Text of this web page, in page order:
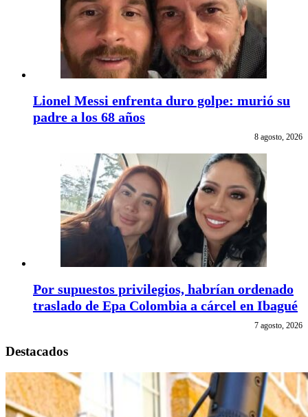
Lionel Messi enfrenta duro golpe: murió su
padre a los 68 años
8 agosto, 2026
Por supuestos privilegios, habrían ordenado
traslado de Epa Colombia a cárcel en Ibagué
7 agosto, 2026
Destacados